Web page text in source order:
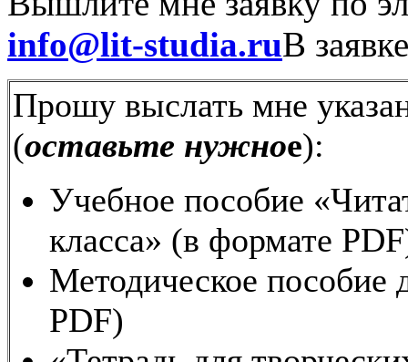
info@lit-studia.ruВ
Прошу выслать мне
(оставьте нужное):
Учебное пособие
класса» (в формате
Методическое пособие
PDF)